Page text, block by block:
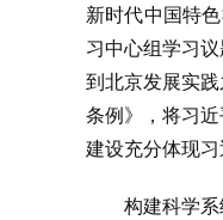
新时代中国特
习中心组学习
到北京发展实
条例》，将习
建设充分体现
构建科学